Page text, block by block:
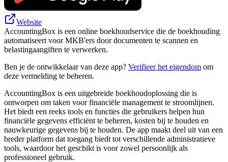
Website
AccountingBox is een online boekhoudservice die de boekhouding
automatiseert voor MKB'ers door documenten te scannen en
belastingaangiften te verwerken.
Ben je de ontwikkelaar van deze app? Verifieer het eigendom om
deze vermelding te beheren.
AccountingBox is een uitgebreide boekhoudoplossing die is
ontworpen om taken voor financiële management te stroomlijnen.
Het biedt een reeks tools en functies die gebruikers helpen hun
financiële gegevens efficiënt te beheren, kosten bij te houden en
nauwkeurige gegevens bij te houden. De app maakt deel uit van een
breder platform dat toegang biedt tot verschillende administratieve
tools, waardoor het geschikt is voor zowel persoonlijk als
professioneel gebruik.